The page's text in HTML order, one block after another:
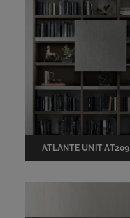
ATLANTE UNIT AT209